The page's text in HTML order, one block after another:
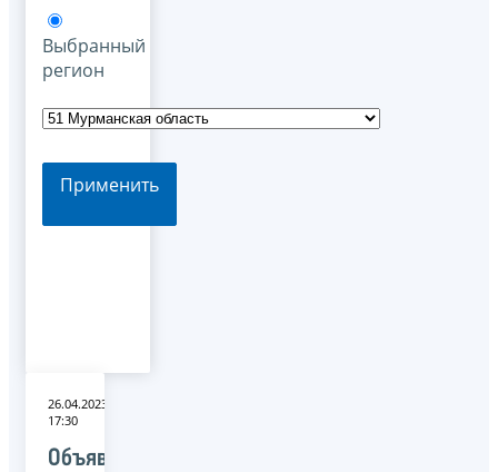
Выбранный
регион
Применить
26.04.2023
17:30
Объявлен